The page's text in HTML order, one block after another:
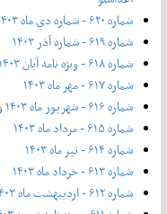
شماره ۶۲۰ - شماره دی ماه ۱۴۰۳
شماره ۶۱۹ - شماره آذر ۱۴۰۳
شماره ۶۱۸ - ویژه نامه آبان ۱۴۰۳ / پرونده یک موضوع: سینماکتاب
شماره ۶۱۷ - مهر ماه ۱۴۰۳
شماره ۶۱۶ - شهریور ماه ۱۴۰۳ ویژه‌نامه روز ملی سینما
شماره ۶۱۵ - مرداد ماه ۱۴۰۳
شماره ۶۱۴ - تیر ماه ۱۴۰۳
شماره ۶۱۳ - خرداد ماه ۱۴۰۳
شماره ۶۱۲ - اردیبهشت ماه ۱۴۰۳